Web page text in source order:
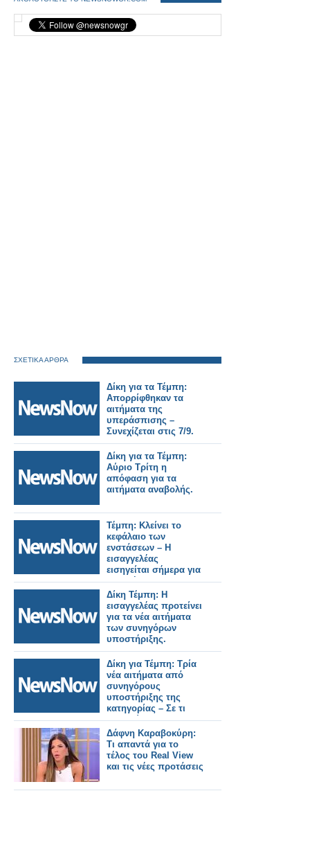
ΣΧΕΤΙΚΑ ΑΡΘΡΑ
Δίκη για τα Τέμπη:
Απορρίφθηκαν τα
αιτήματα της
υπεράσπισης –
Συνεχίζεται στις 7/9.
Δίκη για τα Τέμπη:
Αύριο Τρίτη η
απόφαση για τα
αιτήματα αναβολής.
Τέμπη: Κλείνει το
κεφάλαιο των
ενστάσεων – Η
εισαγγελέας
εισηγείται σήμερα για
τα αιτήματα
αναβολής.
Δίκη Τέμπη: Η
εισαγγελέας προτείνει
για τα νέα αιτήματα
των συνηγόρων
υποστήριξης.
Δίκη για Τέμπη: Τρία
νέα αιτήματα από
συνηγόρους
υποστήριξης της
κατηγορίας – Σε τι
αφορούν.
Δάφνη Καραβοκύρη:
Τι απαντά για το
τέλος του Real View
και τις νέες προτάσεις